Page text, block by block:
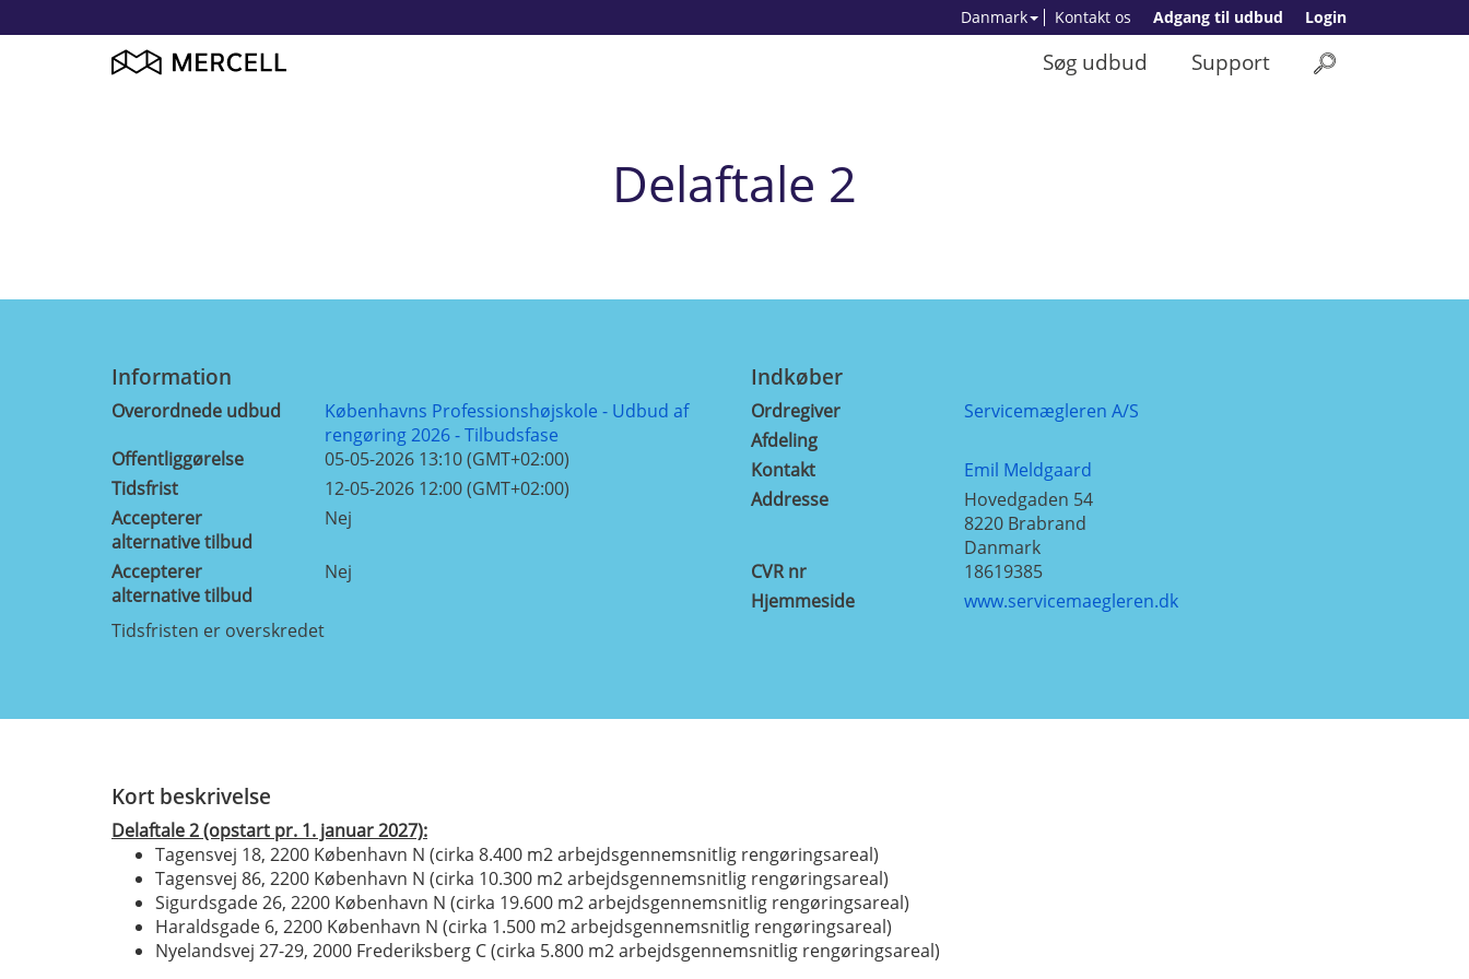
Login
Adgang til udbud
Kontakt os
Danmark
Support
Søg udbud
Delaftale 2
Information
Overordnede udbud
Københavns Professionshøjskole - Udbud af
rengøring 2026 - Tilbudsfase
Offentliggørelse
05-05-2026 13:10 (GMT+02:00)
Tidsfrist
12-05-2026 12:00 (GMT+02:00)
Accepterer
alternative tilbud
Nej
Accepterer
alternative tilbud
Nej
Indkøber
Ordregiver
Servicemægleren A/S
Afdeling
Kontakt
Emil Meldgaard
Addresse
Hovedgaden 54
8220 Brabrand
Danmark
CVR nr
18619385
Hjemmeside
www.servicemaegleren.dk
Tidsfristen er overskredet
Kort beskrivelse
Delaftale 2 (opstart pr. 1. januar 2027):
Tagensvej 18, 2200 København N (cirka 8.400 m2 arbejdsgennemsnitlig rengøringsareal)
Tagensvej 86, 2200 København N (cirka 10.300 m2 arbejdsgennemsnitlig rengøringsareal)
Sigurdsgade 26, 2200 København N (cirka 19.600 m2 arbejdsgennemsnitlig rengøringsareal)
Haraldsgade 6, 2200 København N (cirka 1.500 m2 arbejdsgennemsnitlig rengøringsareal)
Nyelandsvej 27-29, 2000 Frederiksberg C (cirka 5.800 m2 arbejdsgennemsnitlig rengøringsareal)